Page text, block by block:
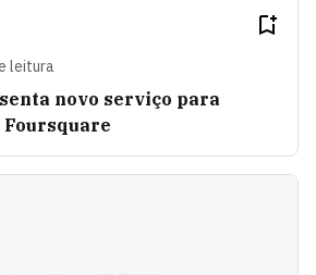
leitura
novo serviço para